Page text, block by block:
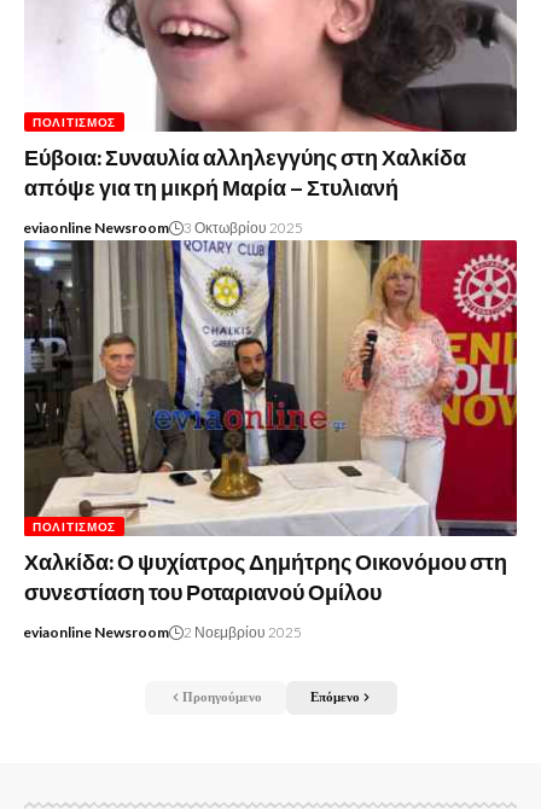
ΠΟΛΙΤΙΣΜΌΣ
Εύβοια: Συναυλία αλληλεγγύης στη Χαλκίδα
απόψε για τη μικρή Μαρία – Στυλιανή
eviaonline Newsroom 3 Οκτωβρίου 2025
ΠΟΛΙΤΙΣΜΌΣ
Χαλκίδα: Ο ψυχίατρος Δημήτρης Οικονόμου στη
συνεστίαση του Ροταριανού Ομίλου
eviaonline Newsroom 2 Νοεμβρίου 2025
Προηγούμενο Επόμενο